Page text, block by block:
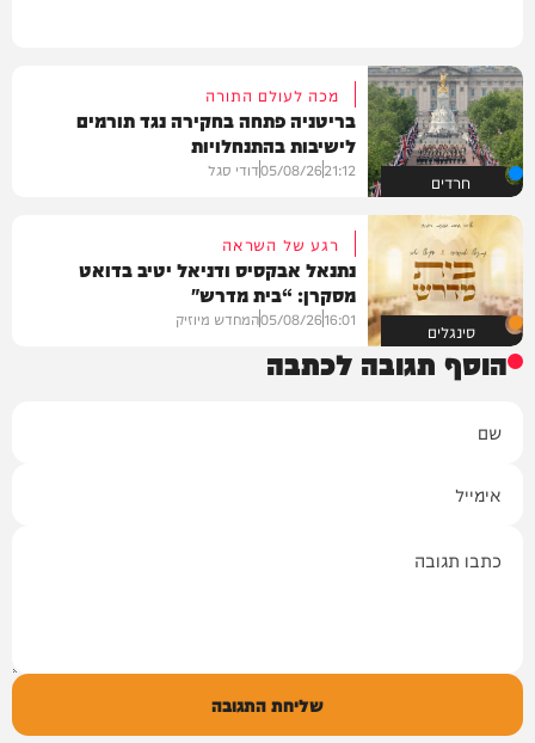
חרדים
מכה לעולם התורה
בריטניה פתחה בחקירה נגד תורמים
לישיבות בהתנחלויות
21:12
05/08/26דודי סגל
סינגלים
רגע של השראה
נתנאל אבקסיס ודניאל יטיב בדואט
מסקרן: “בית מדרש"
16:01
05/08/26המחדש מיוזיק
הוסף תגובה לכתבה
שליחת התגובה